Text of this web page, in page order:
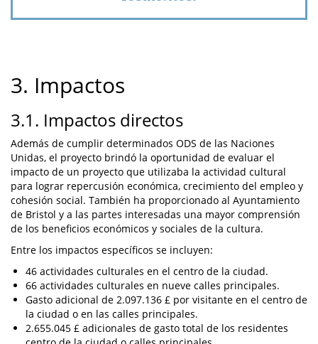
3. Impactos
3.1. Impactos directos
Además de cumplir determinados ODS de las Naciones
Unidas, el proyecto brindó la oportunidad de evaluar el
impacto de un proyecto que utilizaba la actividad cultural
para lograr repercusión económica, crecimiento del empleo y
cohesión social. También ha proporcionado al Ayuntamiento
de Bristol y a las partes interesadas una mayor comprensión
de los beneficios económicos y sociales de la cultura.
Entre los impactos específicos se incluyen:
46 actividades culturales en el centro de la ciudad.
66 actividades culturales en nueve calles principales.
Gasto adicional de 2.097.136 £ por visitante en el centro de
la ciudad o en las calles principales.
2.655.045 £ adicionales de gasto total de los residentes